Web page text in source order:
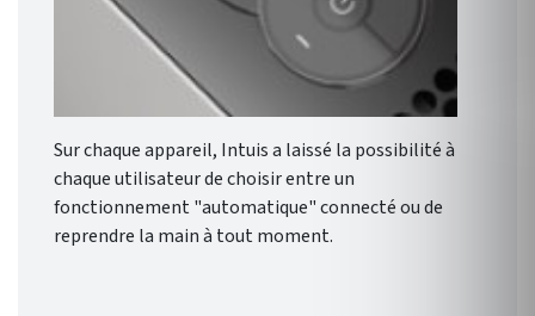
Sur chaque appareil, Intuis a laissé la possibilité à
chaque utilisateur de choisir entre un
fonctionnement "automatique" connecté ou de
reprendre la main à tout moment.